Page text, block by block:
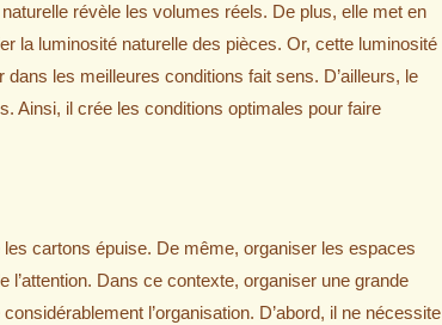
révèle les volumes réels. De plus, elle met en
la luminosité naturelle des pièces. Or, cette luminosité
les meilleures conditions fait sens. D’ailleurs, le
Ainsi, il crée les conditions optimales pour faire
cartons épuise. De même, organiser les espaces
Dans ce contexte, organiser une grande
l’organisation. D’abord, il ne nécessite